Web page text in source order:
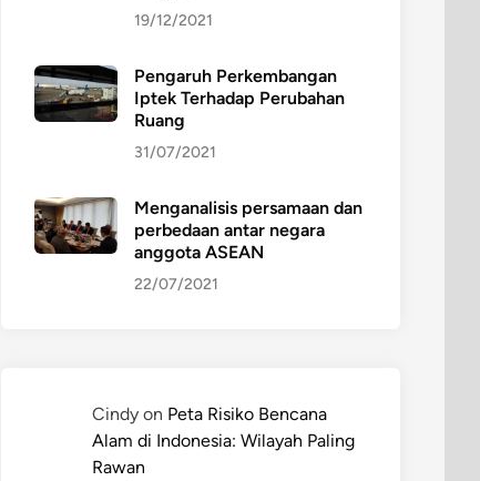
19/12/2021
Pengaruh Perkembangan
Iptek Terhadap Perubahan
Ruang
31/07/2021
Menganalisis persamaan dan
perbedaan antar negara
anggota ASEAN
22/07/2021
Cindy on Peta Risiko Bencana
Alam di Indonesia: Wilayah Paling
Rawan